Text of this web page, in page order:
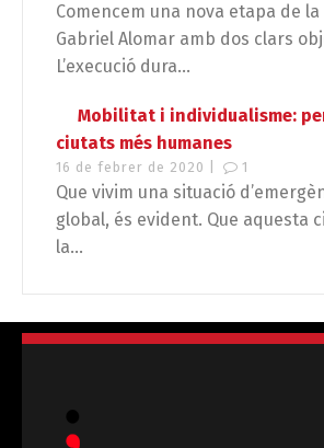
Comencem una nova etapa de la
Gabriel Alomar amb dos clars
L’execució dura...
Mobilitat i individualisme:
ciutats més humanes
16 de febrer de 2020 | 1
Que vivim una situació
global, és evident. Que aquesta
la...